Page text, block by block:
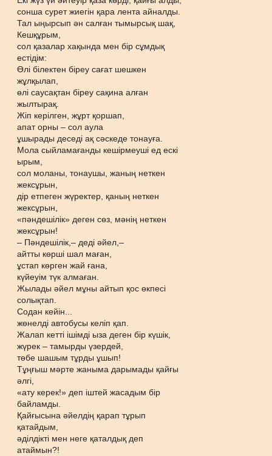
сонша сурет жиегін қара лента айналды.
Тал ыңырсып ән салған тымырсық шақ,
Кешқұрым,
сол қазалар хақында мен бір сұмдық
естідім:
Өлі білектен біреу сағат шешкен
жұлқылап,
өлі саусақтан біреу сақина алған
жылтырақ.
Жіп керілген, жұрт қоршап,
апат орны – сол аула
ұшырады деседі ақ сәскеде тонауға.
Мола сыйламағанды кешірмеуші ед ескі
ырым,
сол моланы, тонаушы, жаның неткен
жексұрын,
дір етпеген жүректер, қаның неткен
жексұрын,
«пәндешілік» деген сөз, мәнің неткен
жексұрын!
– Пәндешілік,– деді әйел,–
айтты көрші шал маған,
ұстап көрген жай ғана,
күйеуім түк алмаған.
Жылады әйел мұны айтып қос өкпесі
солықтап.
Содан кейін...
жөнелді автобусы келіп қап.
Жалап кетті ішімді ыза деген бір күшік,
жүрек – тамырды үзердей,
төбе шашым тұрды ұшып!
Тұңғыш мәрте жаныма дарымады қайғы
әлгі,
«ату керек!» деп іштей жасадым бір
байламды.
Қайғысына әйелдің қарап тұрып
қатайдым,
әділдікті мен неге қаталдық деп
атаймын?!